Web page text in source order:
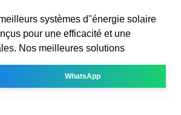
systèmes d''énergie solaire
pour une efficacité et une
Nos meilleures solutions
WhatsApp